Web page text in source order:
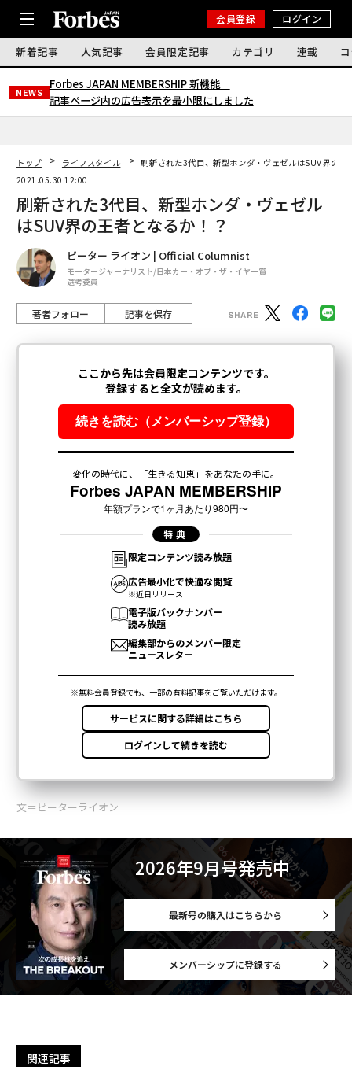
会員登録 ログイン
新着記事 人気記事 会員限定記事 カテゴリ 連載
NEWS
Forbes JAPAN MEMBERSHIP 新機能｜
記事ページ内の広告表示を最小限にしました
トップ ライフスタイル
刷新された3代目、新型ホンダ・ヴェゼルはSUV界の王
2021.05.30 12:00
刷新された3代目、新型ホンダ・ヴェゼル
はSUV界の王者となるか！？
ピーター ライオン | Official Columnist
モータージャーナリスト/日本カー・オブ・ザ・イヤー賞
選考委員
著者フォロー 記事を保存
文＝ピーターライオン
2026年9月号発売中
最新号の購入はこちらから
メンバーシップに登録する
関連記事